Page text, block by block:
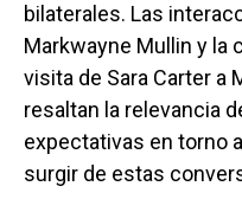
bilaterales. Las
Markwayne Mullin y la
visita de Sara Carter a
resaltan la relevancia
expectativas en torno
surgir de estas